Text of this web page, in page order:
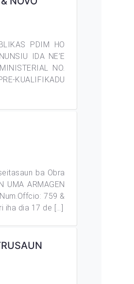
PDIM HO
IDA NE’E
NO.
KUALIFIKADU
ba Obra
UMA ARMAGEN
759 &
iha dia 17 de […]